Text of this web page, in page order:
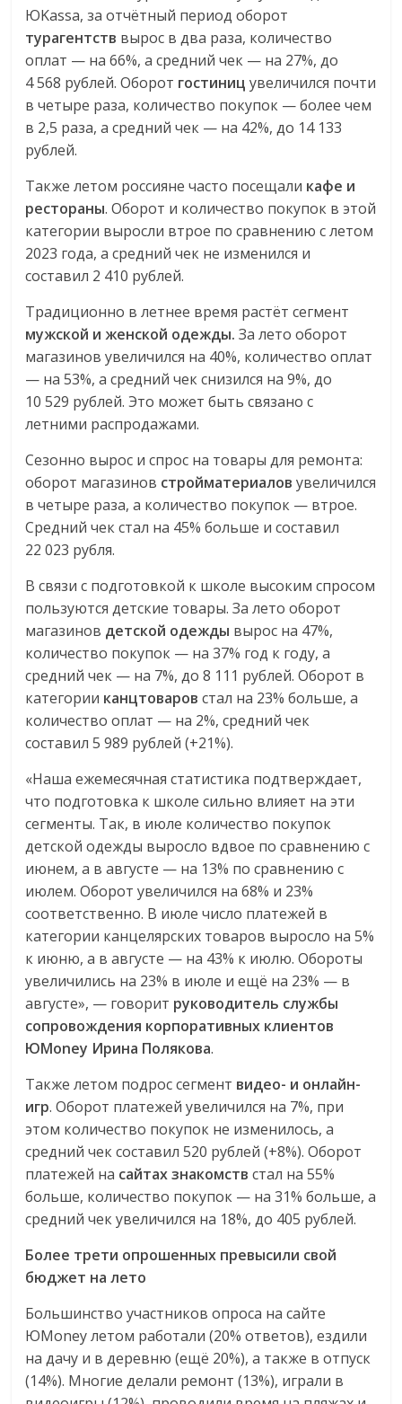
меняет
жизнь
людей
обсудить
эти
изменения
читателем.
ЮKassa, за отчётный период оборот
турагентств вырос в два раза, количество
оплат — на 66%, а средний чек — на 27%, до
4 568 рублей. Оборот гостиниц увеличился почти
в четыре раза, количество покупок — более чем
в 2,5 раза, а средний чек — на 42%, до 14 133
рублей.
Также летом россияне часто посещали кафе и
рестораны. Оборот и количество покупок в этой
категории выросли втрое по сравнению с летом
2023 года, а средний чек не изменился и
составил 2 410 рублей.
Традиционно в летнее время растёт сегмент
мужской и женской одежды. За лето оборот
магазинов увеличился на 40%, количество оплат
— на 53%, а средний чек снизился на 9%, до
10 529 рублей. Это может быть связано с
летними распродажами.
Сезонно вырос и спрос на товары для ремонта:
оборот магазинов стройматериалов увеличился
в четыре раза, а количество покупок — втрое.
Средний чек стал на 45% больше и составил
22 023 рубля.
В связи с подготовкой к школе высоким спросом
пользуются детские товары. За лето оборот
магазинов детской одежды вырос на 47%,
количество покупок — на 37% год к году, а
средний чек — на 7%, до 8 111 рублей. Оборот в
категории канцтоваров стал на 23% больше, а
количество оплат — на 2%, средний чек
составил 5 989 рублей (+21%).
«Наша ежемесячная статистика подтверждает,
что подготовка к школе сильно влияет на эти
сегменты. Так, в июле количество покупок
детской одежды выросло вдвое по сравнению с
июнем, а в августе — на 13% по сравнению с
июлем. Оборот увеличился на 68% и 23%
соответственно. В июле число платежей в
категории канцелярских товаров выросло на 5%
к июню, а в августе — на 43% к июлю. Обороты
увеличились на 23% в июле и ещё на 23% — в
августе», — говорит руководитель службы
сопровождения корпоративных клиентов
ЮMoney Ирина Полякова.
Также летом подрос сегмент видео- и онлайн-
игр. Оборот платежей увеличился на 7%, при
этом количество покупок не изменилось, а
средний чек составил 520 рублей (+8%). Оборот
платежей на сайтах знакомств стал на 55%
больше, количество покупок — на 31% больше, а
средний чек увеличился на 18%, до 405 рублей.
Более трети опрошенных превысили свой
бюджет на лето
Большинство участников опроса на сайте
ЮMoney летом работали (20% ответов), ездили
на дачу и в деревню (ещё 20%), а также в отпуск
(14%). Многие делали ремонт (13%), играли в